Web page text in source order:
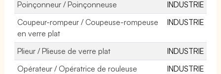
Poinçonneur / Poinçonneuse
INDUSTRIE
Coupeur-rompeur / Coupeuse-rompeuse
en verre plat
INDUSTRIE
Plieur / Plieuse de verre plat
INDUSTRIE
Opérateur / Opératrice de rouleuse
INDUSTRIE